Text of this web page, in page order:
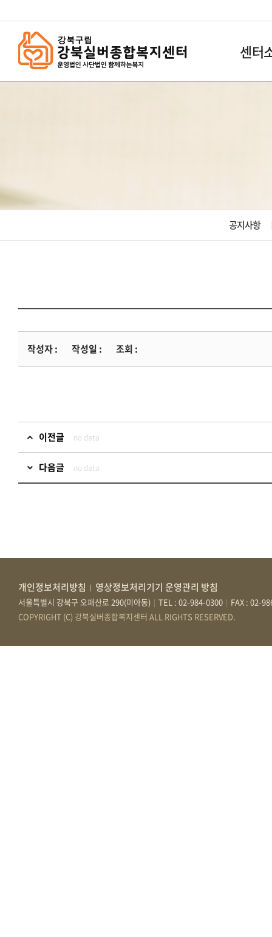
센터
공지사항
작성자 : 작성일 : 조회 :
이전글 no data
다음글 no data
개인정보처리방침 영상정보처리기기 운영관리 방침
서울특별시 강북구 오패산로 290(미아동) | TEL : 02-984-0300 | FAX : 02-
COPYRIGHT (C) 강북실버종합복지센터 ALL RIGHTS RESERVED.